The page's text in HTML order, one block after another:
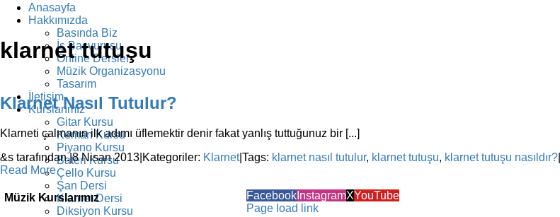
Anasayfa
Hakkımızda
Basında Biz
İş Başvurusu
Online Dersler
Müzik Organizasyonu
Tasarım
İletişim
Kurslarımız
Gitar Kursu
Keman Kursu
Piyano Kursu
Bateri Kursu
Çello Kursu
Şan Dersi
Klarnet Dersi
Diksiyon Kursu
klarnet tutuşu
Klarnet Nasıl Tutulur?
Klarneti çalmanın ilk adımı üflemektir denir fakat yanlış tuttuğunuz bir [...]
&s tarafından.|8 Nisan 2013 Kategoriler: Klarnet|Tags: klarnet nasıl tutulur, klarnet tutuşu, klarnet tutuşu nasıldır?
Read More
Müzik Kurslarımız
Facebook InstagramXYouTube
Page load link